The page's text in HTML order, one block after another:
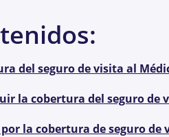
del seguro de visita al
la cobertura del seguro de
la cobertura de seguro de